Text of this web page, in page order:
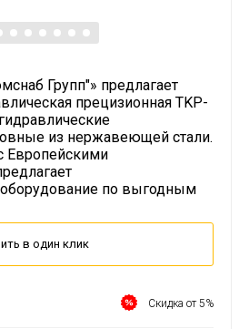
Групп"» предлагает
прецизионная TKP-
из нержавеющей стали.
Европейскими
по выгодным
в один клик
Скидка от 5%